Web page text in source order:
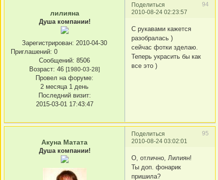
Поделиться
94
2010-08-24 02:23:57
лилияна
Душа компании!
Зарегистрирован: 2010-04-30
Приглашений: 0
Сообщений: 8506
Возраст: 46 [1980-03-28]
Провел на форуме:
2 месяца 1 день
Последний визит:
2015-03-01 17:43:47
С рукавами кажется
разобралась )
сейчас фотки зделаю.
Теперь украсить бы как
все это )
Поделиться
95
2010-08-24 03:02:01
Акуна Матата
Душа компании!
О, отлично, Лилиян!
Ты доп. фонарик
пришила?